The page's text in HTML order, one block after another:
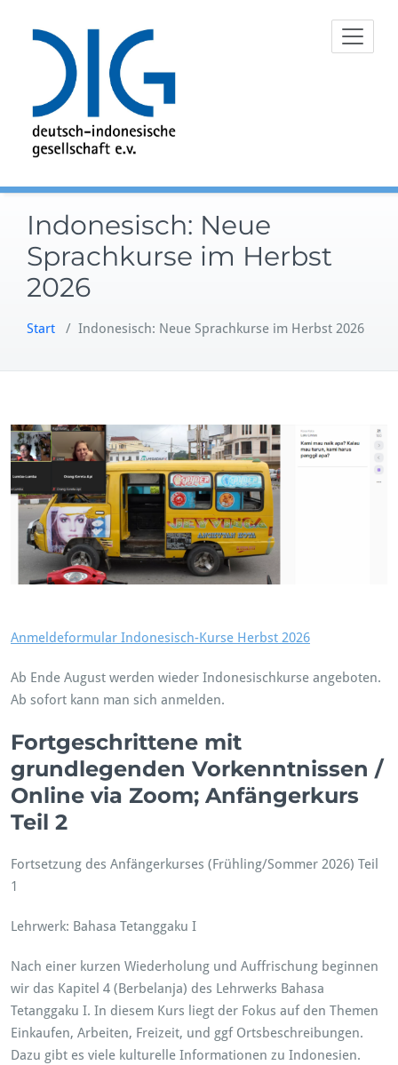
Inhalt
Indonesisch: Neue
Sprachkurse im Herbst
2026
Start / Indonesisch: Neue Sprachkurse im Herbst 2026
Anmeldeformular Indonesisch-Kurse Herbst 2026
Ab Ende August werden wieder Indonesischkurse angeboten.
Ab sofort kann man sich anmelden.
Fortgeschrittene mit
grundlegenden Vorkenntnissen /
Online via Zoom; Anfängerkurs
Teil 2
Fortsetzung des Anfängerkurses (Frühling/Sommer 2026) Teil
1
Lehrwerk: Bahasa Tetanggaku I
Nach einer kurzen Wiederholung und Auffrischung beginnen
wir das Kapitel 4 (Berbelanja) des Lehrwerks Bahasa
Tetanggaku I. In diesem Kurs liegt der Fokus auf den Themen
Einkaufen, Arbeiten, Freizeit, und ggf Ortsbeschreibungen.
Dazu gibt es viele kulturelle Informationen zu Indonesien.